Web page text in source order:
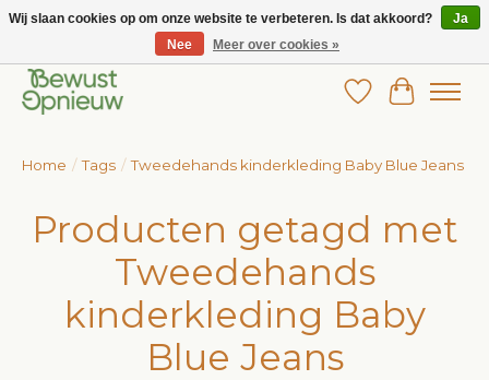
Wij bieden het grootste aanbod in betaalbare kinderkleding!
Verlanglijst
Home / Tags / Tweedehands kinderkleding Baby Blue Jeans
Producten getagd met
Tweedehands
kinderkleding Baby
Blue Jeans
Wij slaan cookies op om onze website te verbeteren. Is dat akkoord?
Ja
Nee
Meer over cookies »